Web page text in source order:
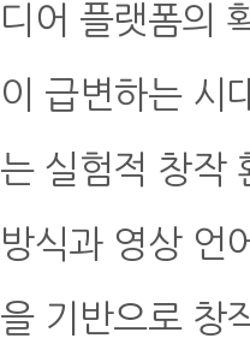
디어 플랫폼의
이 급변하는 시
는 실험적 창작
방식과 영상 언
을 기반으로 창